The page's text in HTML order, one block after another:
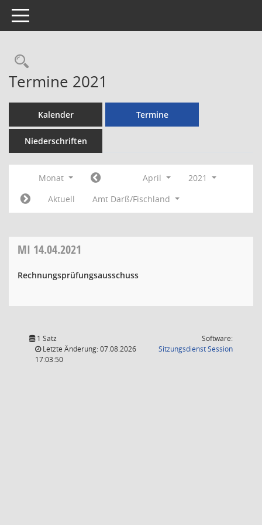
Toggle navigation
Rechercheauswahl
Termine 2021
Kalender Termine
Niederschriften
Monat April
2021
Aktuell
Amt Darß/Fischland
MI 14.04.2021
Rechnungsprüfungsausschuss
1 Satz
Letzte Änderung: 07.08.2026
17:03:50
Software:
SitzungsdienstSession(Wird in